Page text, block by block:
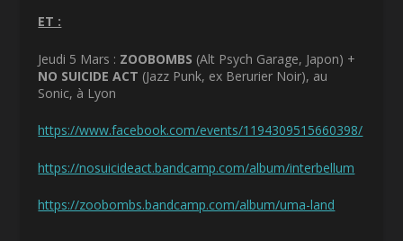
ET :
Jeudi 5 Mars : ZOOBOMBS (Alt Psych Garage, Japon) +
NO SUICIDE ACT (Jazz Punk, ex Berurier Noir), au
Sonic, à Lyon
https://www.facebook.com/events/1194309515660398/
https://nosuicideact.bandcamp.com/album/interbellum
https://zoobombs.bandcamp.com/album/uma-land